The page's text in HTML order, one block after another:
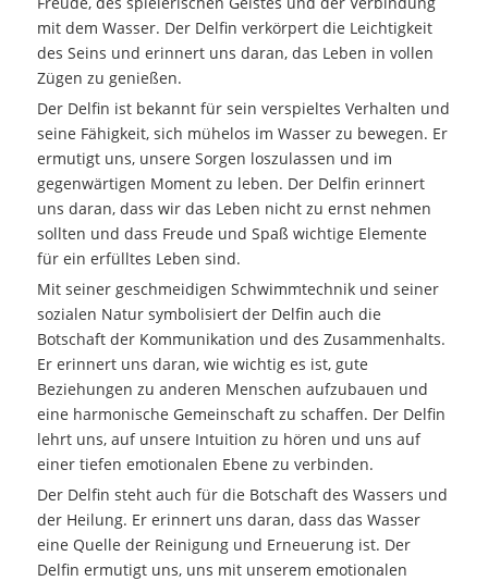
mit dem Wasser. Der Delfin verkörpert die Leichtigkeit
des Seins und erinnert uns daran, das Leben in vollen
Zügen zu genießen.
Der Delfin ist bekannt für sein verspieltes Verhalten und
seine Fähigkeit, sich mühelos im Wasser zu bewegen. Er
ermutigt uns, unsere Sorgen loszulassen und im
gegenwärtigen Moment zu leben. Der Delfin erinnert
uns daran, dass wir das Leben nicht zu ernst nehmen
sollten und dass Freude und Spaß wichtige Elemente
für ein erfülltes Leben sind.
Mit seiner geschmeidigen Schwimmtechnik und seiner
sozialen Natur symbolisiert der Delfin auch die
Botschaft der Kommunikation und des Zusammenhalts.
Er erinnert uns daran, wie wichtig es ist, gute
Beziehungen zu anderen Menschen aufzubauen und
eine harmonische Gemeinschaft zu schaffen. Der Delfin
lehrt uns, auf unsere Intuition zu hören und uns auf
einer tiefen emotionalen Ebene zu verbinden.
Der Delfin steht auch für die Botschaft des Wassers und
der Heilung. Er erinnert uns daran, dass das Wasser
eine Quelle der Reinigung und Erneuerung ist. Der
Delfin ermutigt uns, uns mit unserem emotionalen